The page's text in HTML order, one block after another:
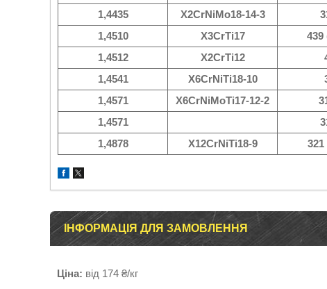
1,4435
X2CrNiMo18-14-3
1,4510
X3CrTi17 439
1,4512
X2CrTi12
1,4541
X6CrNiTi18-10
1,4571
X6CrNiMoTi17-12-2
1,4571
1,4878
X12CrNiTi18-9
ІНФОРМАЦІЯ ДЛЯ ЗАМОВЛЕННЯ
Ціна: від 174 ₴/кг